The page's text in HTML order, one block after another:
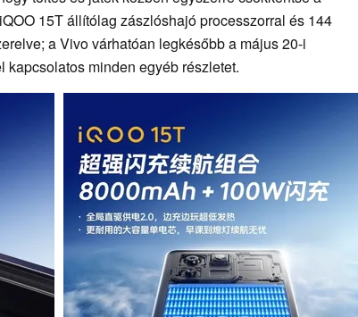
15T állítólag zászlóshajó processzorral és 144
a Vivo várhatóan legkésőbb a május 20-i
minden egyéb részletet.